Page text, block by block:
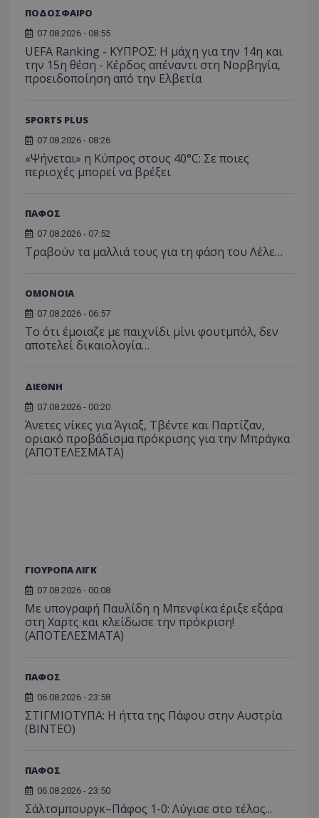
ΠΟΔΟΣΦΑΙΡΟ
07.08.2026 - 08:55
UEFA Ranking - ΚΥΠΡΟΣ: Η μάχη για την 14η και
την 15η θέση - Κέρδος απέναντι στη Νορβηγία,
προειδοποίηση από την Ελβετία
SPORTS PLUS
07.08.2026 - 08:26
«Ψήνεται» η Κύπρος στους 40°C: Σε ποιες
περιοχές μπορεί να βρέξει
ΠΑΦΟΣ
07.08.2026 - 07:52
Τραβούν τα μαλλιά τους για τη φάση του Λέλε…
ΟΜΟΝΟΙΑ
07.08.2026 - 06:57
Το ότι έμοιαζε με παιχνίδι μίνι φουτμπόλ, δεν
αποτελεί δικαιολογία…
ΔΙΕΘΝΗ
07.08.2026 - 00:20
Άνετες νίκες για Άγιαξ, Τβέντε και Παρτίζαν,
οριακό προβάδισμα πρόκρισης για την Μπράγκα
(ΑΠΟΤΕΛΕΣΜΑΤΑ)
ΓΙΟΥΡΟΠΑ ΛΙΓΚ
07.08.2026 - 00:08
Με υπογραφή Παυλίδη η Μπενφίκα έριξε εξάρα
στη Χαρτς και κλείδωσε την πρόκριση!
(ΑΠΟΤΕΛΕΣΜΑΤΑ)
ΠΑΦΟΣ
06.08.2026 - 23:58
ΣΤΙΓΜΙΟΤΥΠΑ: Η ήττα της Πάφου στην Αυστρία
(ΒΙΝΤΕΟ)
ΠΑΦΟΣ
06.08.2026 - 23:50
Σάλτσμπουργκ–Πάφος 1-0: Λύγισε στο τέλος...